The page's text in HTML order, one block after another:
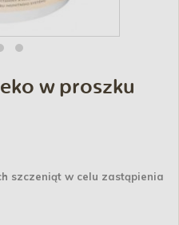
w proszku
szczeniąt w celu zastąpienia